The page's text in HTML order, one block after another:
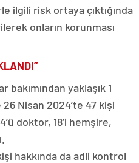
ilgili risk ortaya çıktığında
onların korunması
yaklaşık 1
Nisan 2024’te 47 kişi
doktor, 18’i hemşire,
hakkında da adli kontrol